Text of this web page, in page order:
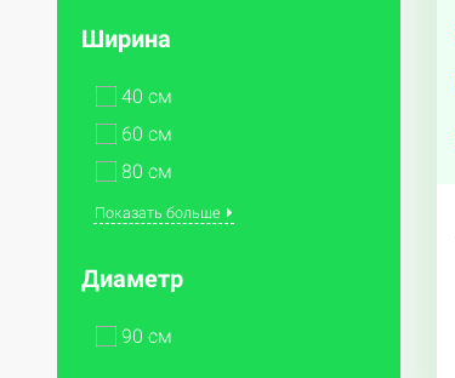
Ширина
40 см
60 см
80 см
Показать больше
Диаметр
90 см